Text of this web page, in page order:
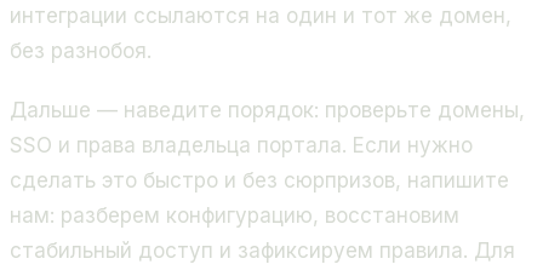
интеграции ссылаются на один и тот же домен,
без разнобоя.
Дальше — наведите порядок: проверьте домены,
SSO и права владельца портала. Если нужно
сделать это быстро и без сюрпризов, напишите
нам: разберем конфигурацию, восстановим
стабильный доступ и зафиксируем правила. Для